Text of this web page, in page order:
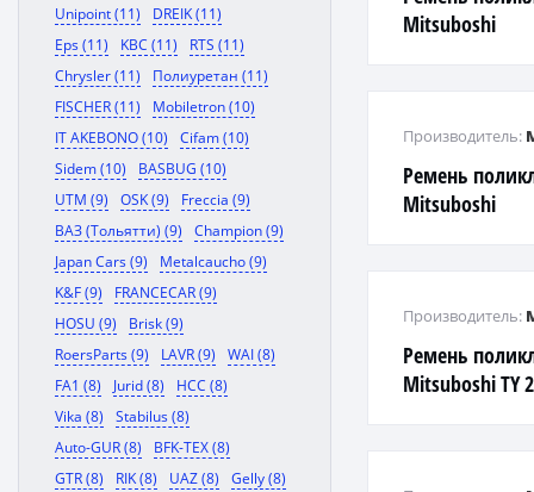
Unipoint (11)
DREIK (11)
Eps (11)
KBC (11)
RTS (11)
Chrysler (11)
Полиуретан (11)
FISCHER (11)
Mobiletron (10)
IT AKEBONO (10)
Cifam (10)
Sidem (10)
BASBUG (10)
UTM (9)
OSK (9)
Freccia (9)
ВАЗ (Тольятти) (9)
Champion (9)
Japan Cars (9)
Metalcaucho (9)
K&F (9)
FRANCECAR (9)
HOSU (9)
Brisk (9)
RoersParts (9)
LAVR (9)
WAI (8)
FA1 (8)
Jurid (8)
HCC (8)
Vika (8)
Stabilus (8)
Auto-GUR (8)
BFK-TEX (8)
GTR (8)
RIK (8) UAZ (8)
Gelly (8)
Mitsuboshi
Ремень
Mitsuboshi
Производитель:
Ремень
Mitsuboshi TY
Производитель: